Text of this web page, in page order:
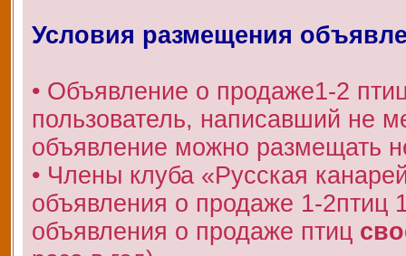
Условия размещения
• Объявление о продаже1-2
пользователь, написавший не
объявление можно размещать
• Члены клуба «Русская
объявления о продаже 1-
объявления о продаже птиц